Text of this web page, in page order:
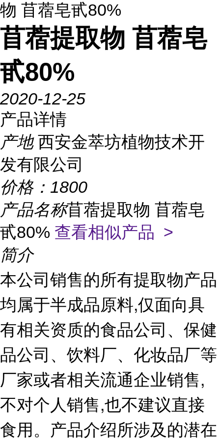
物 苜蓿皂甙80%
苜蓿提取物 苜蓿皂
甙80%
2020-12-25
产品详情
产地 西安金萃坊植物技术开
发有限公司
价格： 1800
产品名称苜蓿提取物 苜蓿皂
甙80% 查看相似产品 >
简介
本公司销售的所有提取物产品
均属于半成品原料,仅面向具
有相关资质的食品公司、保健
品公司、饮料厂、化妆品厂等
厂家或者相关流通企业销售,
不对个人销售,也不建议直接
食用。产品介绍所涉及的潜在